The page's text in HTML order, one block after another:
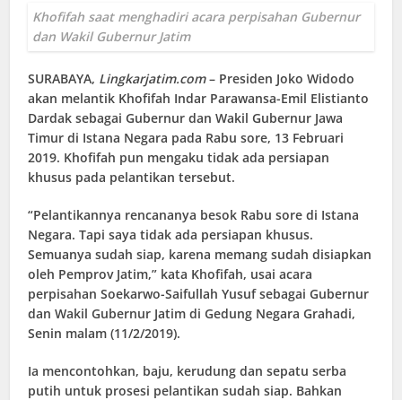
Khofifah saat menghadiri acara perpisahan Gubernur
dan Wakil Gubernur Jatim
SURABAYA, Lingkarjatim.com– Presiden Joko Widodo
akan melantik Khofifah Indar Parawansa-Emil Elistianto
Dardak sebagai Gubernur dan Wakil Gubernur Jawa
Timur di Istana Negara pada Rabu sore, 13 Februari
2019. Khofifah pun mengaku tidak ada persiapan
khusus pada pelantikan tersebut.
“Pelantikannya rencananya besok Rabu sore di Istana
Negara. Tapi saya tidak ada persiapan khusus.
Semuanya sudah siap, karena memang sudah disiapkan
oleh Pemprov Jatim,” kata Khofifah, usai acara
perpisahan Soekarwo-Saifullah Yusuf sebagai Gubernur
dan Wakil Gubernur Jatim di Gedung Negara Grahadi,
Senin malam (11/2/2019).
Ia mencontohkan, baju, kerudung dan sepatu serba
putih untuk prosesi pelantikan sudah siap. Bahkan